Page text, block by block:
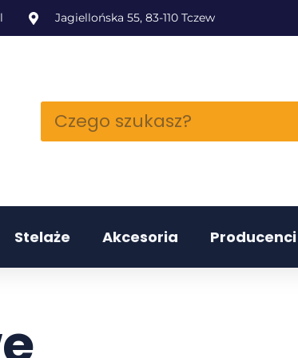
Jagiellońska 55, 83-110 Tczew
Stelaże Akcesoria Producenci